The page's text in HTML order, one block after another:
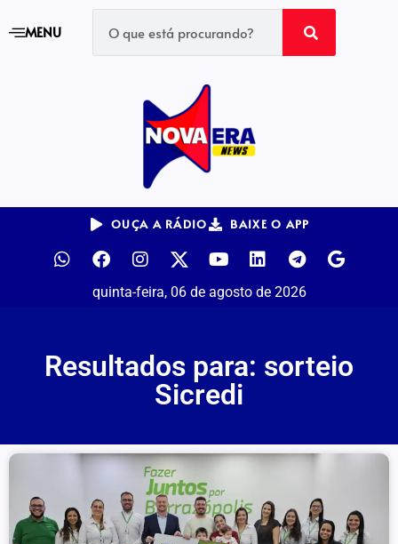
MENU
OUÇA A RÁDIO BAIXE O APP
quinta-feira, 06 de agosto de 2026
Resultados para: sorteio
Sicredi